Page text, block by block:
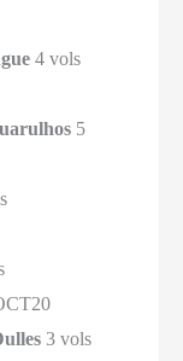
4 vols
5
3 vols